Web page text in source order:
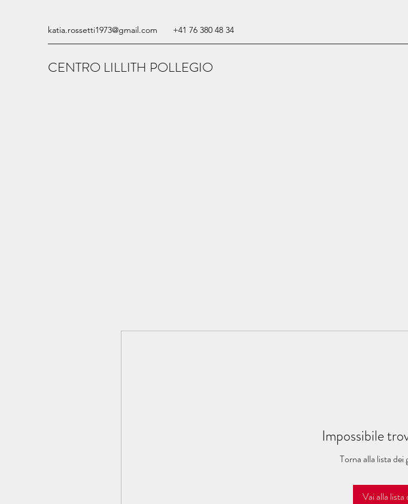
katia.rossetti1973@gmail.com +41 76 380 48 34
CENTRO LILLITH POLLEGIO
Impossibile
Torna alla lista
Vai alla lista